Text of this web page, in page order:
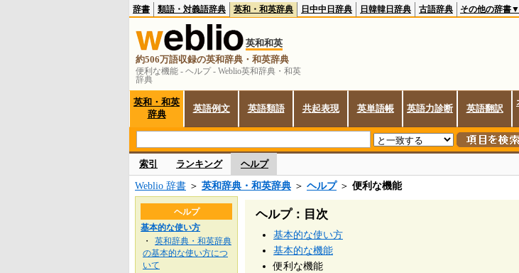
便利な機能 - ヘルプ - Weblio英和辞典・和英
辞典
辞書 類語・対義語辞典 英和・和英辞典 日中中日辞典 日韓韓日辞典 古語辞典 その他の辞書▼
英和和英
約506万語収録の英和辞典・和英辞典
英和・和英
辞典
英語例文 英語類語 共起表現 英単語帳 英語力診断 英語翻訳
索引 ランキング ヘルプ
Weblio 辞書 ＞ 英和辞典・和英辞典 ＞ ヘルプ＞ 便利な機能
ヘルプ：目次
基本的な使い方
基本的な機能
便利な機能
ヘルプ
基本的な使い方
・
英和辞典・和英辞典
の基本的な使い方につ
いて